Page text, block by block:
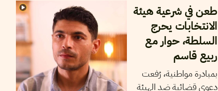
طعن في شرعية هيئة
الانتخابات يحرج
السلطة، حوار مع
ربيع قاسم
بمبادرة مواطنية، رُفعت
دعوى قضائية ضد الهيئة